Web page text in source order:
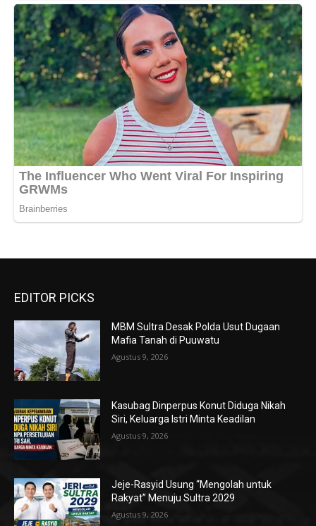
EDITOR PICKS
MBM Sultra Desak Polda Usut Dugaan
Mafia Tanah di Puuwatu
Agustus 9, 2026
Kasubag Dinperpus Konut Diduga Nikah
Siri, Keluarga Istri Minta Keadilan
Agustus 9, 2026
Jeje-Rasyid Usung “Mengolah untuk
Rakyat” Menuju Sultra 2029
Agustus 9, 2026